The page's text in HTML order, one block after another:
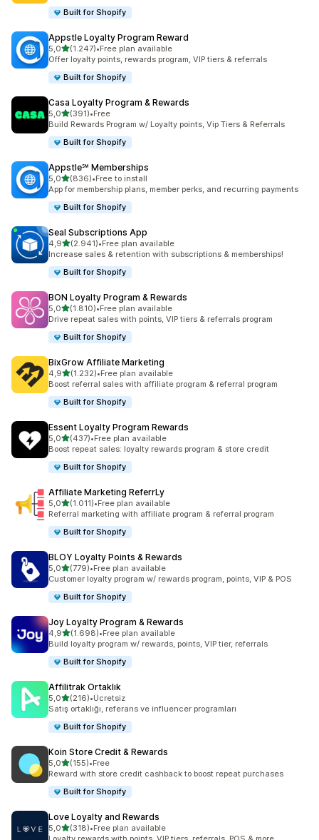
Built for Shopify
Appstle Loyalty Program Reward
5,05 yıldız üzerinden
(1.247)
toplam 1247 değerlendirme
•Free plan available
Offer loyalty points, rewards program, VIP tiers & referrals
Built for Shopify
Casa Loyalty Program & Rewards
5,05 yıldız üzerinden
(391)
toplam 391 değerlendirme
•Free
Build Rewards Program w/ Loyalty points, Vip Tiers & Referrals
Built for Shopify
Appstle℠ Memberships
5,05 yıldız üzerinden
(836)
toplam 836 değerlendirme
•Free to install
App for membership plans, member perks, and recurring payments
Built for Shopify
Seal Subscriptions App
4,95 yıldız üzerinden
(2.941)
toplam 2941 değerlendirme
•Free plan available
Increase sales & retention with subscriptions & memberships!
Built for Shopify
BON Loyalty Program & Rewards
5,05 yıldız üzerinden
(1.810)
toplam 1810 değerlendirme
•Free plan available
Drive repeat sales with points, VIP tiers & referrals program
Built for Shopify
BixGrow Affiliate Marketing
4,95 yıldız üzerinden
(1.232)
toplam 1232 değerlendirme
•Free plan available
Boost referral sales with affiliate program & referral program
Built for Shopify
Essent Loyalty Program Rewards
5,05 yıldız üzerinden
(437)
toplam 437 değerlendirme
•Free plan available
Boost repeat sales: loyalty rewards program & store credit
Built for Shopify
Affiliate Marketing ReferrLy
5,05 yıldız üzerinden
(1.011)
toplam 1011 değerlendirme
•Free plan available
Referral marketing with affiliate program & referral program
Built for Shopify
BLOY Loyalty Points & Rewards
5,05 yıldız üzerinden
(779)
toplam 779 değerlendirme
•Free plan available
Customer loyalty program w/ rewards program, points, VIP & POS
Built for Shopify
Joy Loyalty Program & Rewards
4,95 yıldız üzerinden
(1.698)
toplam 1698 değerlendirme
•Free plan available
Build loyalty program w/ rewards, points, VIP tier, referrals
Built for Shopify
Affilitrak Ortaklık
5,05 yıldız üzerinden
(216)
toplam 216 değerlendirme
•Ücretsiz
Satış ortaklığı, referans ve influencer programları
Built for Shopify
Koin Store Credit & Rewards
5,05 yıldız üzerinden
(155)
toplam 155 değerlendirme
•Free
Reward with store credit cashback to boost repeat purchases
Built for Shopify
Love Loyalty and Rewards
5,05 yıldız üzerinden
(318)
toplam 318 değerlendirme
•Free plan available